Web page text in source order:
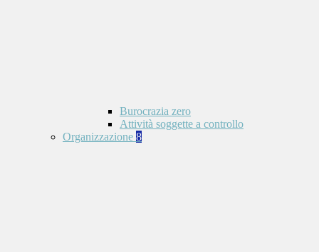
Burocrazia zero
Attività soggette a controllo
Organizzazione 8